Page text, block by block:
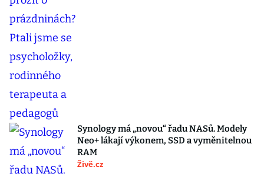
Synology má „novou“ řadu NASů. Modely
Neo+ lákají výkonem, SSD a vyměnitelnou
RAM
Živě.cz